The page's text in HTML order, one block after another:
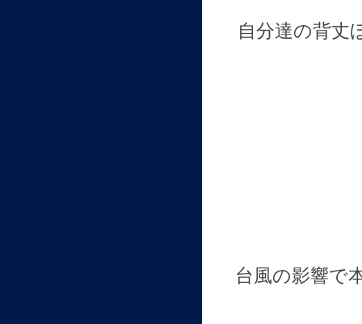
自分達の背丈
台風の影響で